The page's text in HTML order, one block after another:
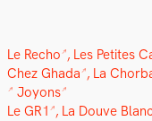
Le Recho , Les Petites
Chez Gha­da , La
Joyons
Le GR1 , La Dou­ve